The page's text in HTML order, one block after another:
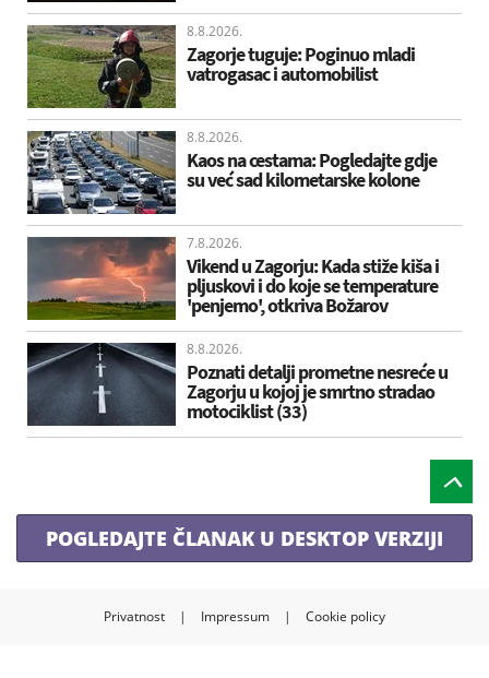
8.8.2026.
Zagorje tuguje: Poginuo mladi
vatrogasac i automobilist
8.8.2026.
Kaos na cestama: Pogledajte gdje
su već sad kilometarske kolone
7.8.2026.
Vikend u Zagorju: Kada stiže kiša i
pljuskovi i do koje se temperature
'penjemo', otkriva Božarov
8.8.2026.
Poznati detalji prometne nesreće u
Zagorju u kojoj je smrtno stradao
motociklist (33)
POGLEDAJTE ČLANAK U DESKTOP VERZIJI
Privatnost | Impressum | Cookie policy